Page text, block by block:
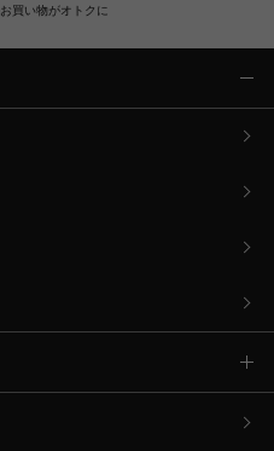
買い物がオトクに